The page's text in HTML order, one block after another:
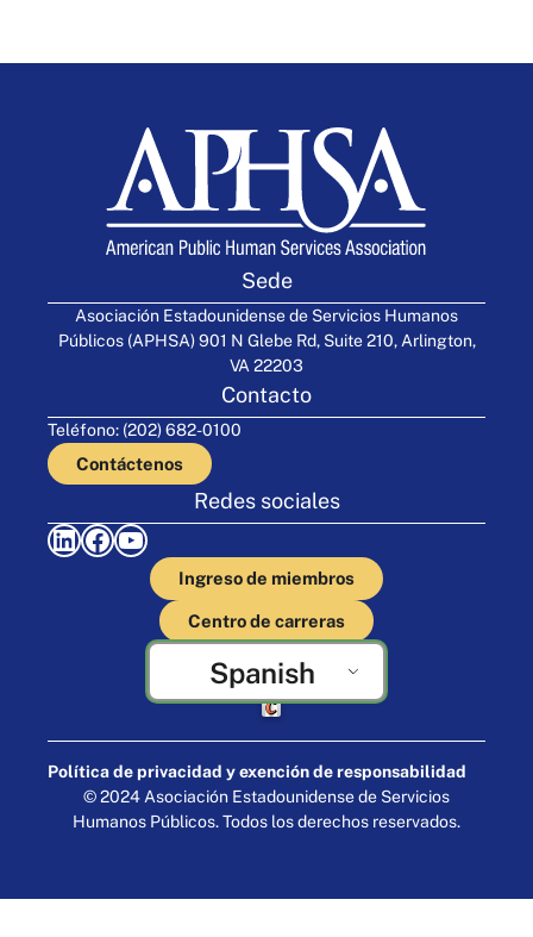
Sede
Asociación Estadounidense de Servicios Humanos
Públicos (APHSA) 901 N Glebe Rd, Suite 210, Arlington,
VA 22203
Contacto
Teléfono: (202) 682-0100
Contáctenos
Redes sociales
LinkedIn Facebook YouTube
Ingreso de miembros
Centro de carreras
Spanish
Elaborado por Cornershop Creative
Política de privacidad y exención de responsabilidad
© 2024 Asociación Estadounidense de Servicios
Humanos Públicos. Todos los derechos reservados.